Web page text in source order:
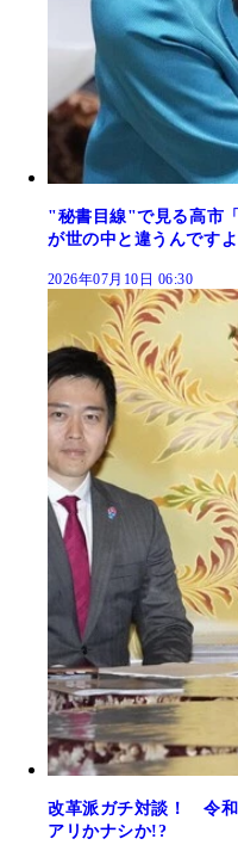
"秘書目線"で見る高市
が世の中と違うんですよ
2026年07月10日 06:30
改革派ガチ対談！ 令和
アリかナシか!?